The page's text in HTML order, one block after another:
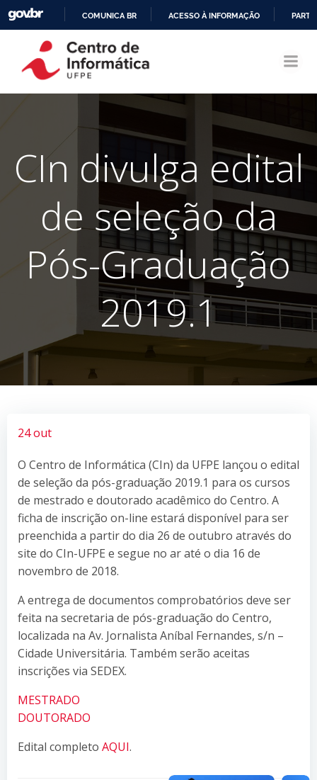
CONTEÚDO
COMUNICA BR ACESSO À INFORMAÇÃO
CIn divulga edital
de seleção da
Pós-Graduação
2019.1
24 out
O Centro de Informática (CIn) da UFPE lançou o edital
de seleção da pós-graduação 2019.1 para os cursos
de mestrado e doutorado acadêmico do Centro. A
ficha de inscrição on-line estará disponível para ser
preenchida a partir do dia 26 de outubro através do
site do CIn-UFPE e segue no ar até o dia 16 de
novembro de 2018.
A entrega de documentos comprobatórios deve ser
feita na secretaria de pós-graduação do Centro,
localizada na Av. Jornalista Aníbal Fernandes, s/n –
Cidade Universitária. Também serão aceitas
inscrições via SEDEX.
MESTRADO
DOUTORADO
Edital completo AQUI.